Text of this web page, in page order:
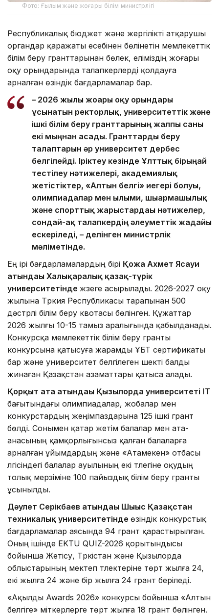
Фото: Ғылым және жоғары білім министрлігі
Республикалық бюджет және жергілікті атқарушы
органдар қаражаты есебінен бөлінетін мемлекеттік
білім беру гранттарынан бөлек, еліміздің жоғары
оқу орындарында талапкерлерді қолдауға
арналған өзіндік бағдарламалар бар.
– 2026 жылы жоғары оқу орындары
ұсынатын ректорлық, университеттік және
ішкі білім беру гранттарының жалпы саны
екі мыңнан асады. Гранттарды беру
талаптарын әр университет дербес
белгілейді. Іріктеу кезінде Ұлттық бірыңғай
тестілеу нәтижелері, академиялық
жетістіктер, «Алтын белгі» иегері болуы,
олимпиадалар мен ғылыми, шығармашылық
және спорттық жарыстардағы нәтижелер,
сондай-ақ талапкердің әлеуметтік жағдайы
ескеріледі, – делінген министрлік
мәліметінде.
Ең ірі бағдарламалардың бірі Қожа Ахмет Ясауи
атындағы Халықаралық қазақ-түрік
университетінде жүзеге асырылады. 2026-2027 оқу
жылына Түркия Республикасы тарапынан 500
дәстүрлі білім беру квотасы бөлінген. Құжаттар
2026 жылғы 10-15 тамыз аралығында қабылданады.
Конкурсқа мемлекеттік білім беру гранты
конкурсына қатысуға жарамды ҰБТ сертификаты
бар және университет белгілеген шекті балды
жинаған Қазақстан азаматтары қатыса алады.
Қорқыт ата атындағы Қызылорда университеті IT
бағытындағы олимпиадалар, жобалар мен
конкурстардың жеңімпаздарына 125 ішкі грант
бөлді. Сонымен қатар жетім балалар мен ата-
анасының қамқорлығынсыз қалған балаларға
арналған ұйымдардың және «Атамекен» отбасы
үлгісіндегі балалар ауылының екі түлегіне оқудың
толық мерзіміне 100 пайыздық білім беру гранты
ұсынылды.
Дәулет Серікбаев атындағы Шығыс Қазақстан
техникалық университетінде өзіндік конкурстық
бағдарламалар аясында 94 грант қарастырылған.
Оның ішінде EKTU QUIZ-2026 қорытындысы
бойынша Жетісу, Түркістан және Қызылорда
облыстарының мектеп түлектеріне төрт жылға 24,
екі жылға 24 және бір жылға 24 грант беріледі.
«Ақылды Awards 2026» конкурсы бойынша «Алтын
белгіге» үміткерлерге төрт жылға 18 грант бөлінген.